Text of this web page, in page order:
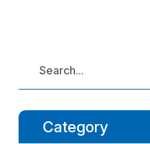
Category